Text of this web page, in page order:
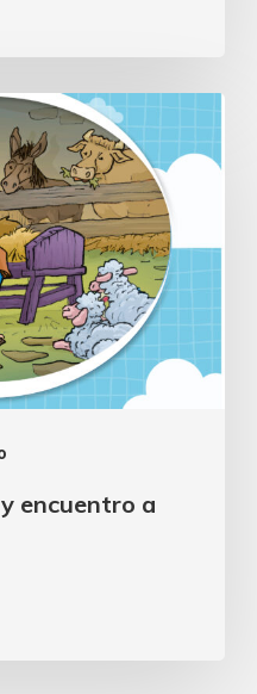
encuentro a